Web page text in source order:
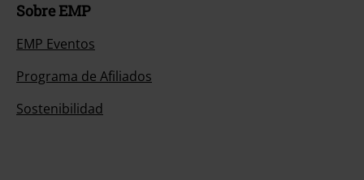
Sobre EMP
EMP Eventos
Programa de Afiliados
Sostenibilidad